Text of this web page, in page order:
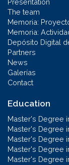
The team
Memoria:
Memoria:
Depósito Digital
Partners
News
Galerías
Contact
Education
Master's Degree
Master's Degree
Master's Degree
Master's Degree
Master's Degree